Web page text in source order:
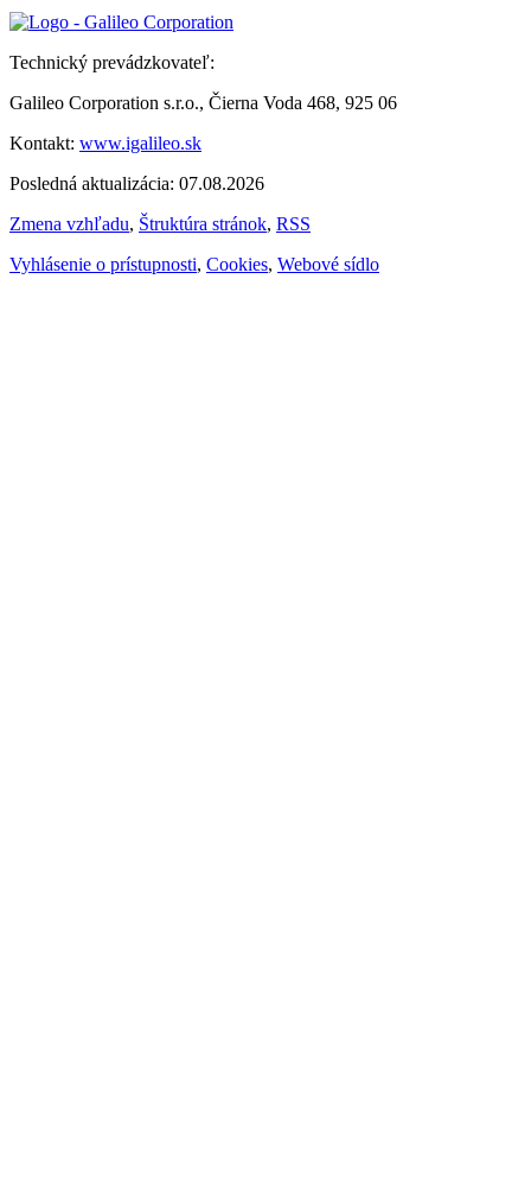
Technický prevádzkovateľ:
Galileo Corporation s.r.o., Čierna Voda 468, 925 06
Kontakt: www.igalileo.sk
Posledná aktualizácia: 07.08.2026
Zmena vzhľadu, Štruktúra stránok, RSS
Vyhlásenie o prístupnosti, Cookies, Webové sídlo